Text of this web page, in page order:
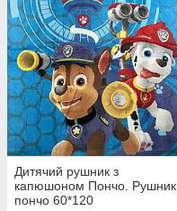
Дитячий рушник з
капюшоном Пончо. Рушник
пончо 60*120